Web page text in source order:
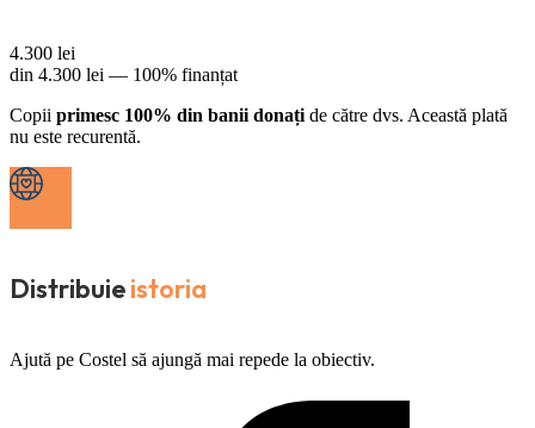
4.300 lei
din 4.300 lei — 100% finanțat
Copii primesc 100% din banii donați de către dvs. Această plată
nu este recurentă.
Distribuieistoria
Ajută pe Costel să ajungă mai repede la obiectiv.